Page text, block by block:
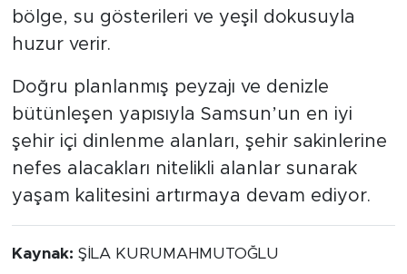
bölge, su gösterileri ve yeşil dokusuyla
huzur verir.
Doğru planlanmış peyzajı ve denizle
bütünleşen yapısıyla Samsun’un en iyi
şehir içi dinlenme alanları, şehir sakinlerine
nefes alacakları nitelikli alanlar sunarak
yaşam kalitesini artırmaya devam ediyor.
Kaynak: ŞİLA KURUMAHMUTOĞLU